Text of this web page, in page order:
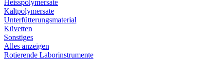
Heisspolymersate
Kaltpolymersate
Unterfütterungsmaterial
Küvetten
Sonstiges
Alles anzeigen
Rotierende Laborinstrumente